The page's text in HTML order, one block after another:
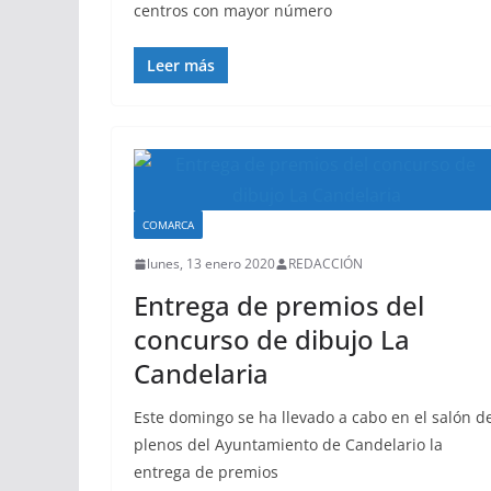
centros con mayor número
Leer más
COMARCA
lunes, 13 enero 2020 REDACCIÓN
Entrega de premios del
concurso de dibujo La
Candelaria
Este domingo se ha llevado a cabo en el salón
plenos del Ayuntamiento de Candelario la
entrega de premios